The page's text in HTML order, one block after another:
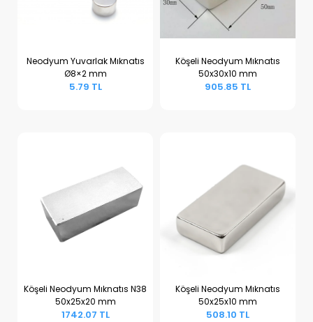
Sepete Ekle
Neodyum Yuvarlak Mıknatıs
Ø8×2 mm
5.79 TL
Sepete Ekle
Köşeli Neodyum Mıknatıs
50x30x10 mm
905.85 TL
Sepete Ekle
Köşeli Neodyum Mıknatıs N38
50x25x20 mm
1742.07 TL
Sepete Ekle
Köşeli Neodyum Mıknatıs
50x25x10 mm
508.10 TL